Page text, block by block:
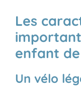
Les
enfant
Un vélo